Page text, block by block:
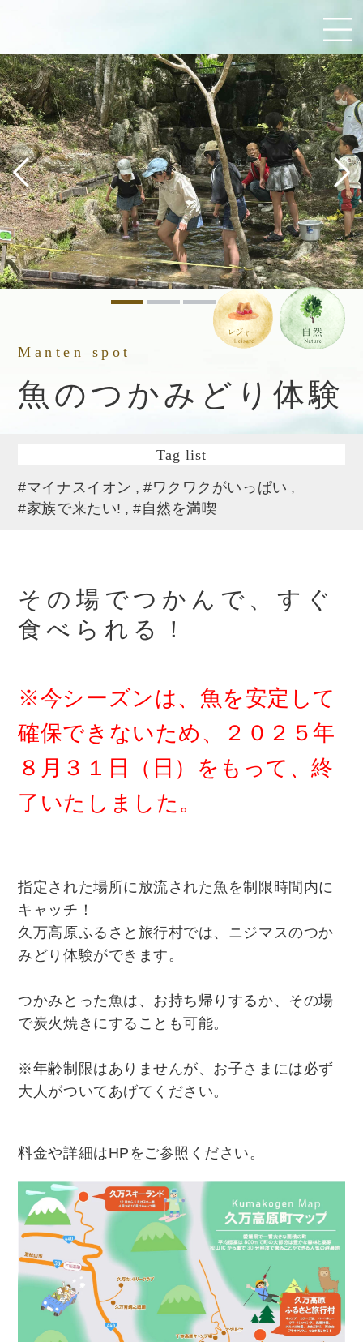
Manten spot
魚のつかみどり体験
Tag list
#マイナスイオン
#ワクワクがいっぱい
#家族で来たい!
#自然を満喫
その場でつかんで、すぐ
食べられる！
※今シーズンは、魚を安定して
確保できないため、２０２５年
８月３１日（日）をもって、終
了いたしました。
指定された場所に放流された魚を制限時間内に
キャッチ！
久万高原ふるさと旅行村では、 ニジマスのつか
みどり体験ができます。
つかみとった魚は、お持ち帰りするか、その場
で炭火焼きにすることも可能。
※年齢制限はありませんが、お子さまには必ず
大人がついてあげてください。
料金や詳細はHPをご参照ください。